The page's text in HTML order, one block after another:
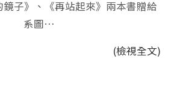
子》、《再站起來》兩本書贈給
系圖…
(檢視全文)